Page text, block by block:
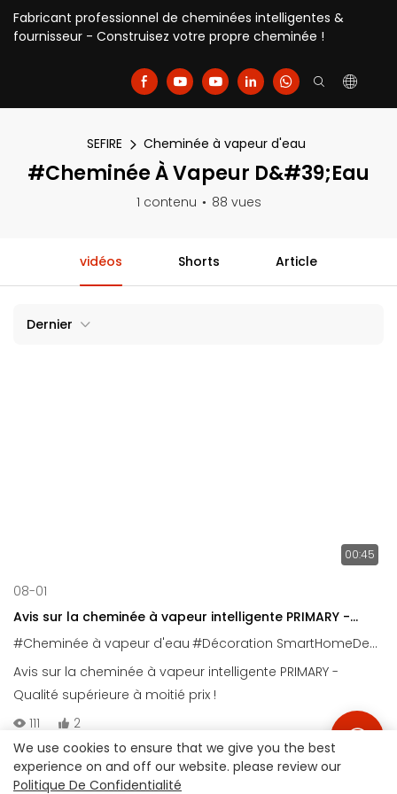
Fabricant professionnel de cheminées intelligentes &
fournisseur - Construisez votre propre cheminée !
SEFIRE Cheminée à vapeur d'eau
#Cheminée À Vapeur D&#39;eau
1 contenu 88 vues
vidéos Shorts Article
Dernier
00:45
08-01
Avis sur la cheminée à vapeur intelligente PRIMARY -
Qualité supérieure à prix réduit !
#Cheminée à vapeur d'eau #Décoration SmartHomeDecor
Avis sur la cheminée à vapeur intelligente PRIMARY -
Qualité supérieure à moitié prix !
111
2
We use cookies to ensure that we give you the best
experience on and off our website. please review our
Politique De Confidentialité